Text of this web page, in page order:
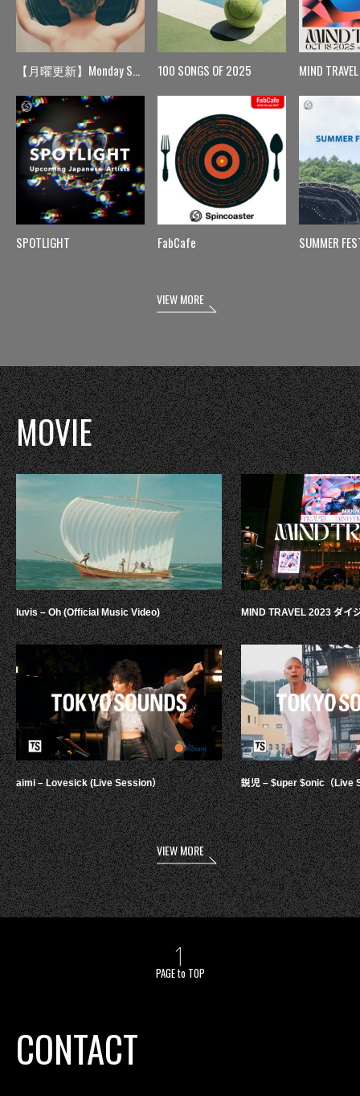
【月曜更新】Monday Spin
SPOTLIGHT
100 SONGS OF 2025
FabCafe
MIND TRAVEL
SUMMER
VIEW MORE
MOVIE
luvis – Oh (Official Music Video)
aimi – Lovesick (Live Session）
MIND TRAVEL 2023 ダイ
鋭児 – $uper $onic（Live
VIEW MORE
PAGE to TOP
CONTACT